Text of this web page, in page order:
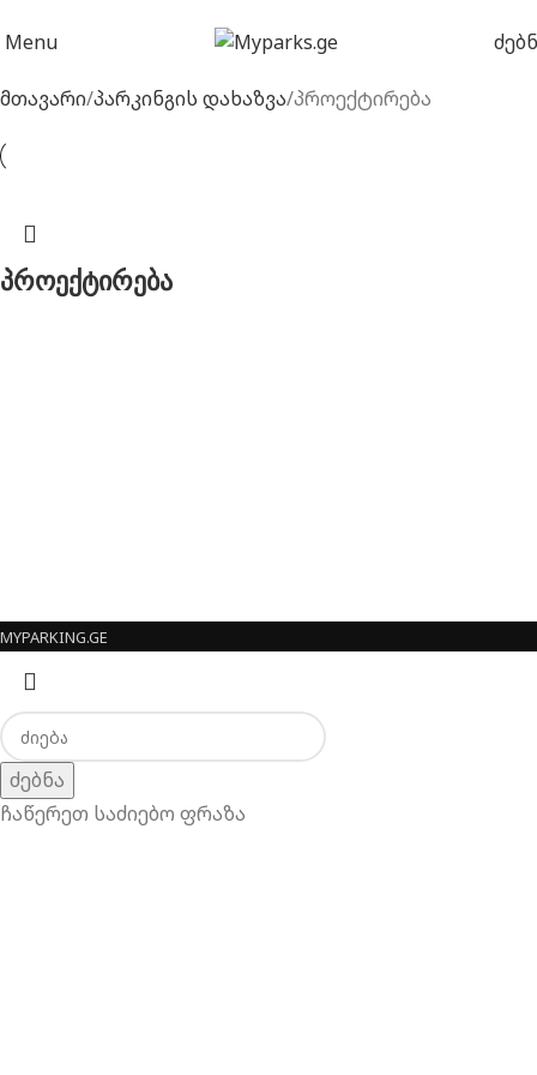
Menu
მთავარი პარკინგის დახაზვა პროექტირება
პროექტირება
MYPARKING.GE
ძებნა
ჩაწერეთ საძიებო ფრაზა